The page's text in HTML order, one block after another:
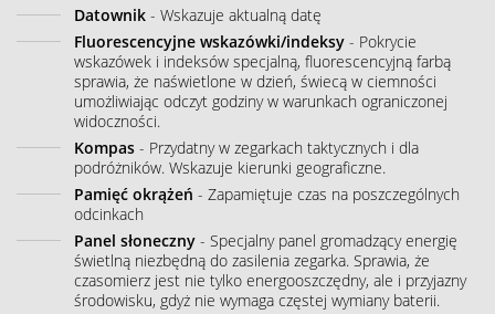
Datownik - Wskazuje aktualną datę
Fluorescencyjne wskazówki/indeksy - Pokrycie
wskazówek i indeksów specjalną, fluorescencyjną farbą
sprawia, że naświetlone w dzień, świecą w ciemności
umożliwiając odczyt godziny w warunkach ograniczonej
widoczności.
Kompas - Przydatny w zegarkach taktycznych i dla
podróżników. Wskazuje kierunki geograficzne.
Pamięć okrążeń - Zapamiętuje czas na poszczególnych
odcinkach
Panel słoneczny - Specjalny panel gromadzący energię
świetlną niezbędną do zasilenia zegarka. Sprawia, że
czasomierz jest nie tylko energooszczędny, ale i przyjazny
środowisku, gdyż nie wymaga częstej wymiany baterii.